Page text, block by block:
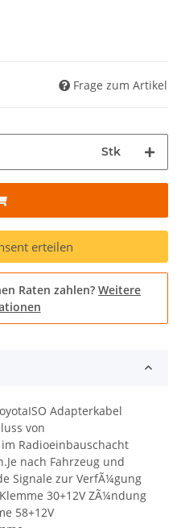
Frage zum Artikel
Stk
erteilen
Raten zahlen? Weitere
Adapterkabel
von
Radioeinbauschacht
nach Fahrzeug und
Signale zur VerfÃ¼gung
30+12V ZÃ¼ndung
58+12V